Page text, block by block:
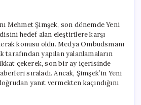
Suskunluğu
Neden
Sürüyor?
için
Mehmet Şimşek, son dönemde Yeni
hedef alan eleştirilere karşı
konusu oldu. Medya Ombudsmanı
tarafından yapılan yalanlamaların
çekerek, son bir ay içerisinde
sıraladı. Ancak, Şimşek’in Yeni
yanıt vermekten kaçındığını